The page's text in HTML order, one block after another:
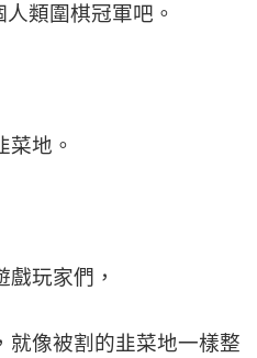
類圍棋冠軍吧。
菜地。
玩家們，
就像被割的韭菜地一樣整